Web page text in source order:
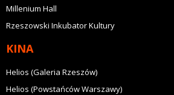
Millenium Hall
Rzeszowski Inkubator Kultury
KINA
Helios (Galeria Rzeszów)
Helios (Powstańców Warszawy)